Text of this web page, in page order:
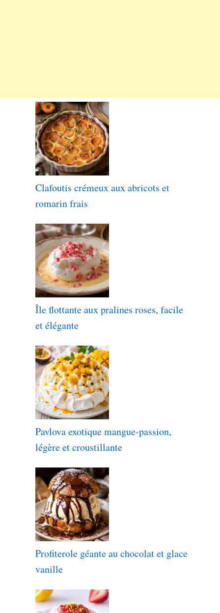
Clafoutis crémeux aux abricots et
romarin frais
Île flottante aux pralines roses, facile
et élégante
Pavlova exotique mangue-passion,
légère et croustillante
Profiterole géante au chocolat et glace
vanille